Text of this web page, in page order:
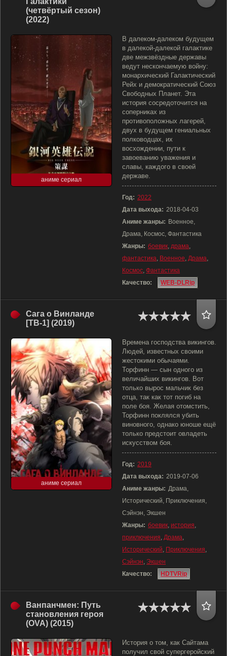
(четвёртый сезон)
(2022)
аниме сериал
В далеком-далеком будущем
в далекой-далекой галактике
две межзвёздные державы
ведут нескончаемую войну:
монархический Галактический
Рейх и демократический Союз
Свободных Планет. Эта
история сосредоточится на
соперниках из
противоположных лагерей,
двух в будущем гениальных
полководцах, их
восхождении, пути к
завоеванию уважения и
славы, каждого в своей
державе.
Год: 2022
Дата выхода: 2018-04-03
Аниме жанры: Военное,
Драма, Космос, Фантастика
Жанры: боевик, драма,
фантастика, Военное, Драма,
Космос, Фантастика
Качество:
WEB-DLRip
Сага о Винланде
[ТВ-1] (2019)
аниме сериал
Времена господства викингов.
Людей, известных своими
жестокими обычаями.
Торфинн — сын одного из
величайших викингов. Вот
только вырос мальчик без
отца, так как тот погиб на
поле боя. Желая отомстить,
Торфинн поклялся убить
виновного, однако юноше ещё
только предстоит овладеть
искусством боя.
Год: 2019
Дата выхода: 2019-07-06
Аниме жанры: Драма,
Исторический, Приключения,
Сэйнэн, Экшен
Жанры: боевик, история,
приключения, Драма,
Исторический, Приключения,
Сэйнэн, Экшен
Качество:
HDTVRip
Ванпанчмен: Путь
становления героя
(OVA) (2015)
История о том, как Сайтама
получил свой супергеройский